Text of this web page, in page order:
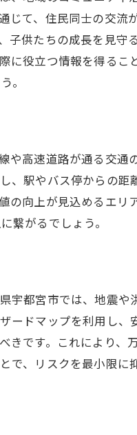
て、住民同士の交流
供たちの成長を見守
役立つ情報を得るこ
。
高速道路が通る交通
駅やバス停からの距
向上が見込めるエリ
繋がるでしょう。
都宮市では、地震や
ードマップを利用し
です。これにより、
、リスクを最小限に